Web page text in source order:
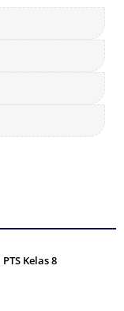
Kelas 8